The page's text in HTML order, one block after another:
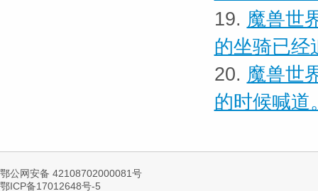
19. 魔兽世
的坐骑已经
20. 魔兽世
的时候喊道
鄂公网安备 42108702000081号
鄂ICP备17012648号-5